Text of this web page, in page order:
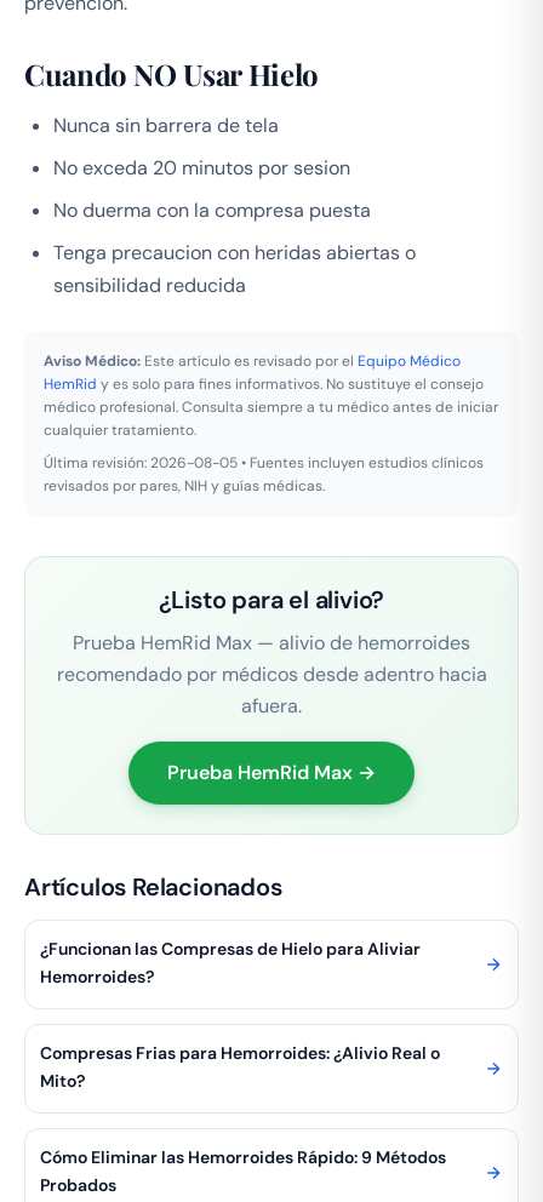
Cuando NO Usar Hielo
Nunca sin barrera de tela
No exceda 20 minutos por sesion
No duerma con la compresa puesta
Tenga precaucion con heridas abiertas o
sensibilidad reducida
Aviso Médico: Este artículo es revisado por el Equipo Médico
HemRid y es solo para fines informativos. No sustituye el consejo
médico profesional. Consulta siempre a tu médico antes de iniciar
cualquier tratamiento.
Última revisión: 2026-08-05 • Fuentes incluyen estudios clínicos
revisados por pares, NIH y guías médicas.
¿Listo para el alivio?
Prueba HemRid Max — alivio de hemorroides
recomendado por médicos desde adentro hacia
afuera.
Prueba HemRid Max →
Artículos Relacionados
¿Funcionan las Compresas de Hielo para Aliviar
Hemorroides?
Compresas Frias para Hemorroides: ¿Alivio Real o
Mito?
Cómo Eliminar las Hemorroides Rápido: 9 Métodos
Probados